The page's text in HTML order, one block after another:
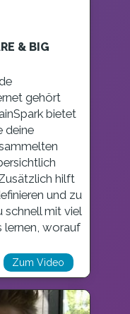
& BIG
gehört
bietet
deine
hilft
und zu
schnell mit viel
lernen, worauf
Zum Video